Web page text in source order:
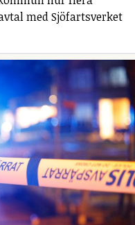
med Sjöfartsverket